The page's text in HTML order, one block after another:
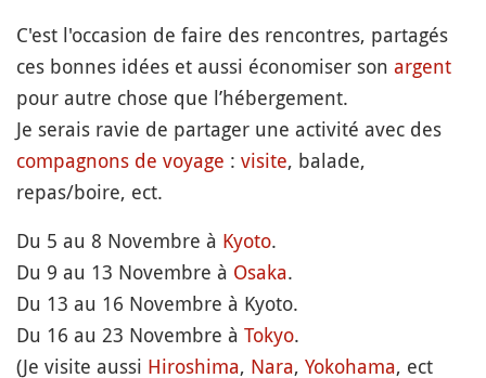
C'est l'occasion de faire des rencontres, partagés
ces bonnes idées et aussi économiser son argent
pour autre chose que l’hébergement.
Je serais ravie de partager une activité avec des
compagnons de voyage : visite, balade,
repas/boire, ect.
Du 5 au 8 Novembre à Kyoto.
Du 9 au 13 Novembre à Osaka.
Du 13 au 16 Novembre à Kyoto.
Du 16 au 23 Novembre à Tokyo.
(Je visite aussi Hiroshima, Nara, Yokohama, ect